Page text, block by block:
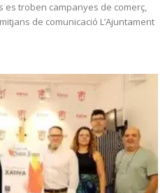
es troben campanyes de comerç,
de comunicació L’Ajuntament